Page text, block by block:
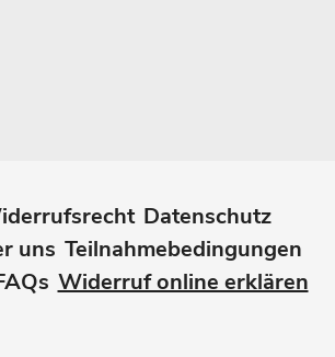
Datenschutz
uns Teilnahmebedingungen
Widerruf online erklären